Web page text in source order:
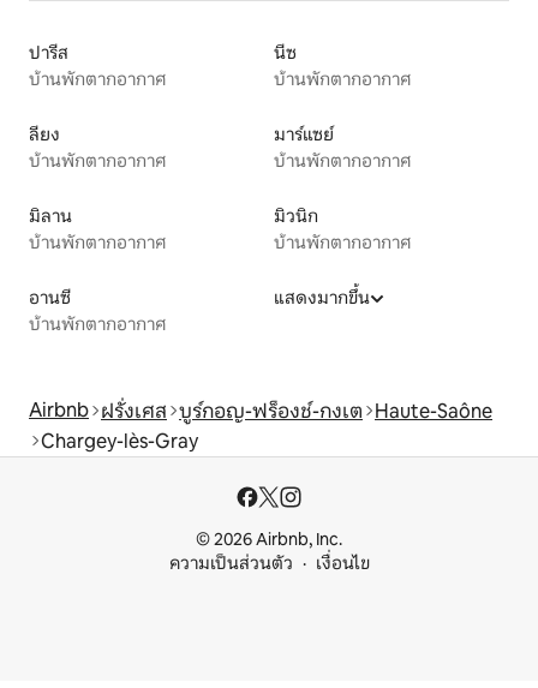
ปารีส
บ้านพักตากอากาศ
นีซ
บ้านพักตากอากาศ
ลียง
บ้านพักตากอากาศ
มาร์แซย์
บ้านพักตากอากาศ
มิลาน
บ้านพักตากอากาศ
มิวนิก
บ้านพักตากอากาศ
อานซี
บ้านพักตากอากาศ
แสดงมากขึ้น
Airbnb ฝรั่งเศส บูร์กอญ-ฟร็องช์-กงเต Haute-Saône
Chargey-lès-Gray
© 2026 Airbnb, Inc.
ความเป็นส่วนตัว
เงื่อนไข